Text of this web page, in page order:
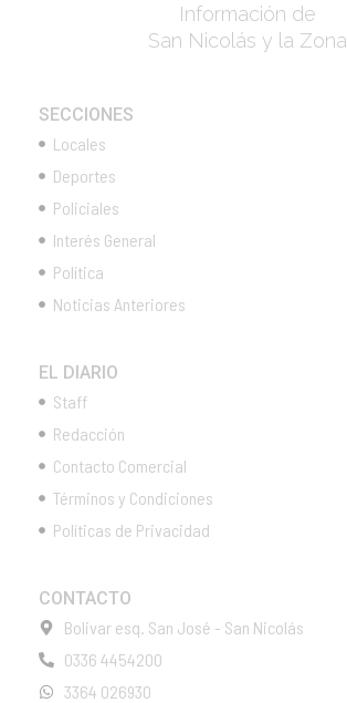
Información de
San Nicolás y la Zona
SECCIONES
Locales
Deportes
Policiales
Interés General
Política
Noticias Anteriores
EL DIARIO
Staff
Redacción
Contacto Comercial
Términos y Condiciones
Políticas de Privacidad
CONTACTO
Bolivar esq. San José - San Nicolás
0336 4454200
3364 026930